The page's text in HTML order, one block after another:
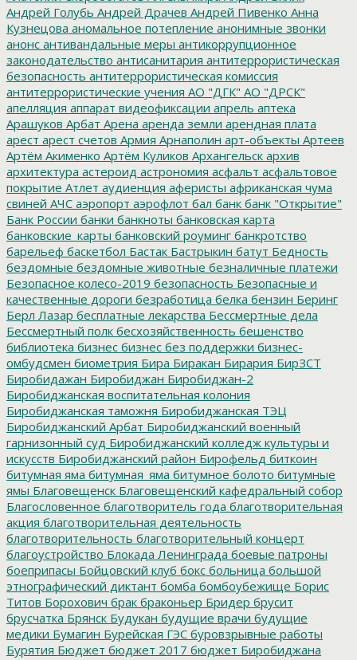
Андрей Голубь Андрей Драчев Андрей Пивенко Анна
Кузнецова аномальное потепление анонимные звонки
анонс антивандальные меры антикоррупционное
законодательство антисанитария антитеррористическая
безопасность антитеррористическая комиссия
антитеррористические учения АО "ДГК" АО "ДРСК"
апелляция аппарат видеофиксации апрель аптека
Арашуков Арбат Арена аренда земли арендная плата
арест арест счетов Армия Арнаполин арт-объекты Артеев
Артём Акименко Артём Куликов Архангельск архив
архитектура астероид астрономия асфальт асфальтовое
покрытие Атлет аудиенция аферисты африканская чума
свиней АЧС аэропорт аэрофлот бал банк банк "Открытие"
Банк России банки банкноты банковская карта
банковские_карты банковский роуминг банкротство
барельеф баскетбол Бастак Бастрыкин батут Бедность
бездомные бездомные животные безналичные платежи
Безопасное колесо-2019 безопасность Безопасные и
качественные дороги безработица белка бензин Беринг
Берл Лазар бесплатные лекарства Бессмертные дела
Бессмертный полк бесхозяйственность бешенство
библиотека бизнес бизнес без поддержки бизнес-
омбудсмен биометрия Бира Биракан Бирария БирЗСТ
Биробидажан Биробиджан Биробиджан-2
Биробиджанская воспитательная колония
Биробиджанская таможня Биробиджанская ТЭЦ
Биробиджанский Арбат Биробиджанский военный
гарнизонный суд Биробиджанский колледж культуры и
искусств Биробиджанский район Бирофельд биткоин
битумная яма битумная_яма битумное болото битумные
ямы Благовещенск Благовещенский кафедральный собор
Благословенное благотворитель года благотворительная
акция благотворительная деятельность
благотворительность благотворительный концерт
благоустройство Блокада Ленинграда боевые патроны
боеприпасы Бойцовский клуб бокс больница большой
этнографический диктант бомба бомбоубежище Борис
Титов Борохович брак браконьер Бридер брусит
брусчатка Брянск Будукан будущие врачи будущие
медики Бумагин Бурейская ГЭС буровзрывные работы
Бурятия Бюджет бюджет 2017 бюджет Биробиджана